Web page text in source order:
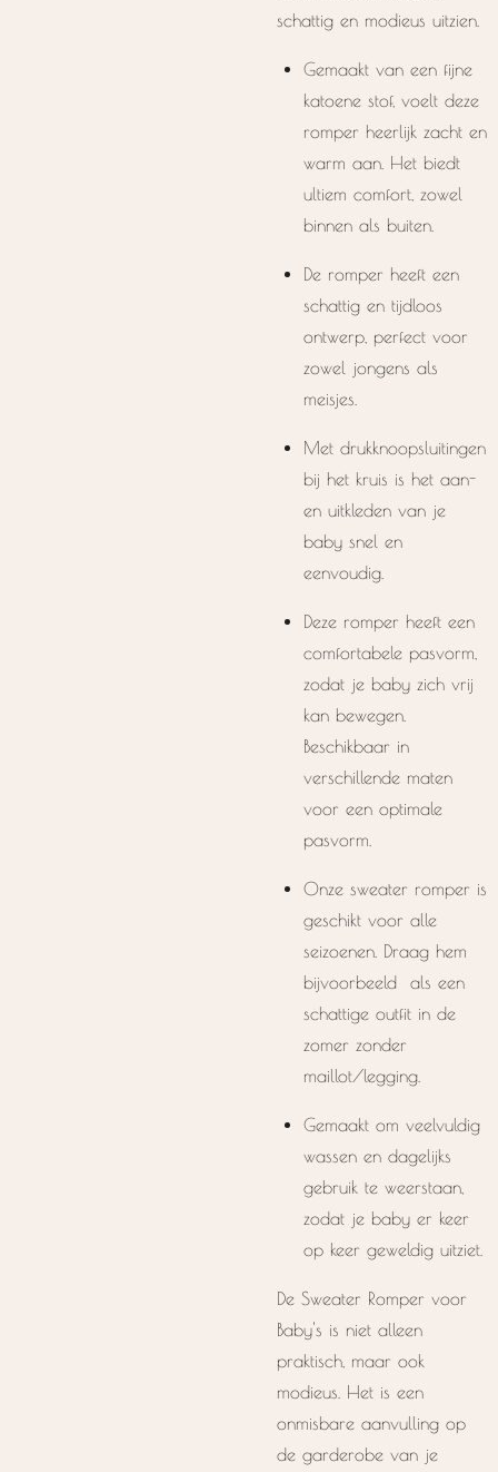
schattig en modieus uitzien.
Gemaakt van een fijne
katoene stof, voelt deze
romper heerlijk zacht en
warm aan. Het biedt
ultiem comfort, zowel
binnen als buiten.
De romper heeft een
schattig en tijdloos
ontwerp, perfect voor
zowel jongens als
meisjes.
Met drukknoopsluitingen
bij het kruis is het aan-
en uitkleden van je
baby snel en
eenvoudig.
Deze romper heeft een
comfortabele pasvorm,
zodat je baby zich vrij
kan bewegen.
Beschikbaar in
verschillende maten
voor een optimale
pasvorm.
Onze sweater romper is
geschikt voor alle
seizoenen. Draag hem
bijvoorbeeld als een
schattige outfit in de
zomer zonder
maillot/legging.
Gemaakt om veelvuldig
wassen en dagelijks
gebruik te weerstaan,
zodat je baby er keer
op keer geweldig uitziet.
De Sweater Romper voor
Baby's is niet alleen
praktisch, maar ook
modieus. Het is een
onmisbare aanvulling op
de garderobe van je